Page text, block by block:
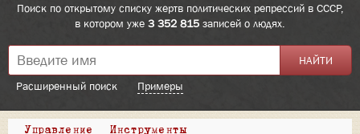
Поиск по открытому списку жертв политических репрессий в СССР,
в котором уже 3 352 815 записей о людях.
Расширенный поиск Примеры
Управление Инструменты